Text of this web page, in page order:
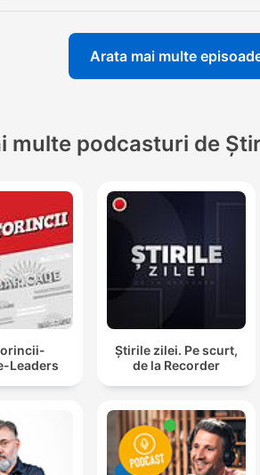
Arata mai multe
multe podcasturi de
Leaders
Știrile zilei. Pe scurt,
de la Recorder